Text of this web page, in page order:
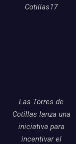
Cotillas17
Las Torres de
Cotillas lanza una
iniciativa para
incentivar el